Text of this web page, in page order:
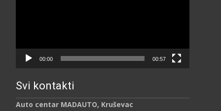
00:00 00:57
Svi kontakti
Auto centar MADAUTO, Kruševac